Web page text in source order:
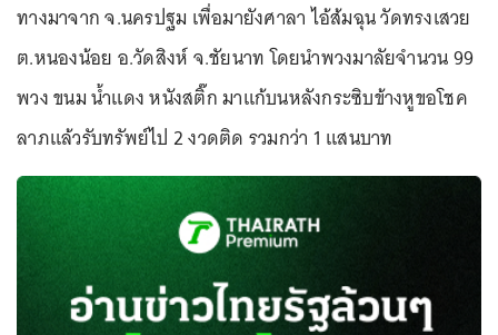
ทางมาจาก จ.นครปฐม เพื่อมายังศาลา ไอ้ส้มฉุน วัดทรงเสวย
ต.หนองน้อย อ.วัดสิงห์ จ.ชัยนาท โดยนำพวงมาลัยจำนวน 99
พวง ขนม น้ำแดง หนังสติ๊ก มาแก้บนหลังกระซิบข้างหูขอโชค
ลาภแล้วรับทรัพย์ไป 2 งวดติด รวมกว่า 1 แสนบาท